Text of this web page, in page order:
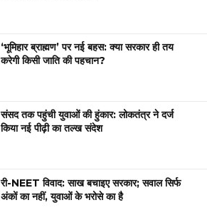
‘भूमिहार ब्राह्मण’ पर नई बहस: क्या सरकार ही तय
करेगी किसी जाति की पहचान?
संसद तक पहुंची युवाओं की हुंकार: लोकतंत्र ने दर्ज
किया नई पीढ़ी का तल्ख संदेश
री-NEET विवाद: साख बचाइए सरकार; सवाल सिर्फ
अंकों का नहीं, युवाओं के भरोसे का है